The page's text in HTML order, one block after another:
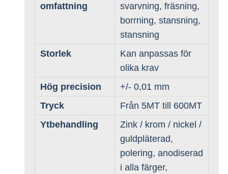
omfattning
svarvning, fräsning,
borrning, stansning,
stansning
Storlek
Kan anpassas för
olika krav
Hög precision
+/- 0,01 mm
Tryck
Från 5MT till 600MT
Ytbehandling
Zink / krom / nickel /
guldpläterad,
polering, anodiserad
i alla färger,